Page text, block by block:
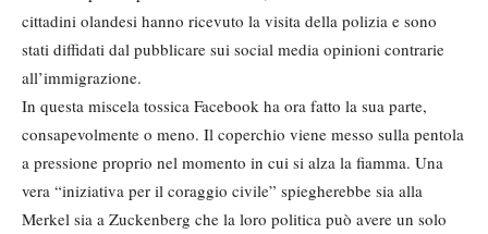
cittadini olandesi hanno ricevuto la visita della polizia e sono
stati diffidati dal pubblicare sui social media opinioni contrarie
all’immigrazione.
In questa miscela tossica Facebook ha ora fatto la sua parte,
consapevolmente o meno. Il coperchio viene messo sulla pentola
a pressione proprio nel momento in cui si alza la fiamma. Una
vera “iniziativa per il coraggio civile” spiegherebbe sia alla
Merkel sia a Zuckenberg che la loro politica può avere un solo